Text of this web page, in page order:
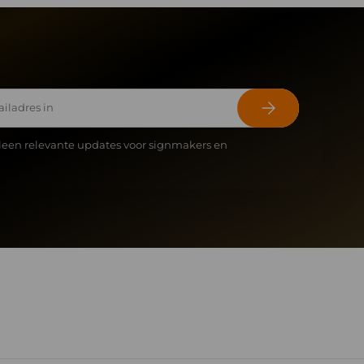
Abonneer
relevante updates voor signmakers en